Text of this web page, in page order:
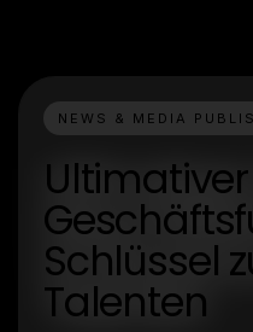
NEWS & MEDIA
Schlüssel
Talenten